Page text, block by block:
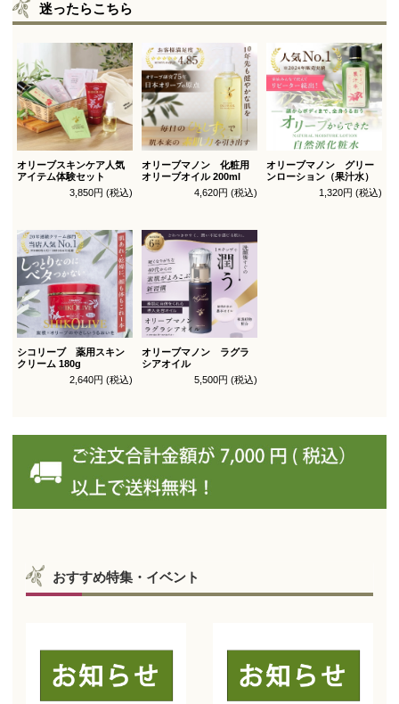
迷ったらこちら
オリーブスキンケア人気
アイテム体験セット
3,850円 (税込)
オリーブマノン 化粧用
オリーブオイル 200ml
4,620円 (税込)
オリーブマノン グリー
ンローション（果汁水）
1,320円 (税込)
シコリーブ 薬用スキン
クリーム 180g
2,640円 (税込)
オリーブマノン ラグラ
シアオイル
5,500円 (税込)